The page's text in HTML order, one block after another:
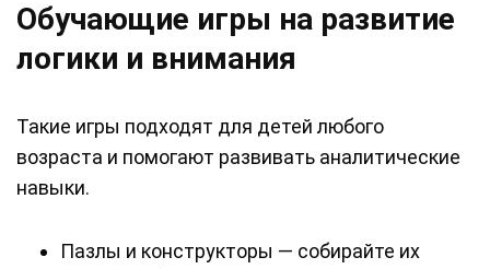
Обучающие игры на развитие
логики и внимания
Такие игры подходят для детей любого
возраста и помогают развивать аналитические
навыки.
Пазлы и конструкторы — собирайте их